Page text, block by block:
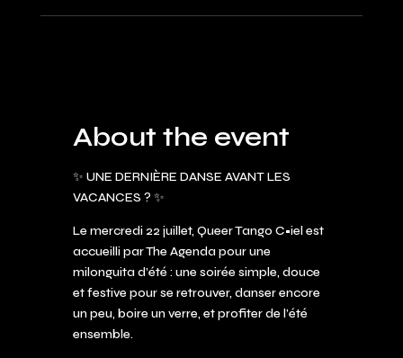
About the event
✨ UNE DERNIÈRE DANSE AVANT LES
VACANCES ? ✨
Le mercredi 22 juillet, Queer Tango C•iel est
accueilli par The Agenda pour une
milonguita d’été : une soirée simple, douce
et festive pour se retrouver, danser encore
un peu, boire un verre, et profiter de l’été
ensemble.